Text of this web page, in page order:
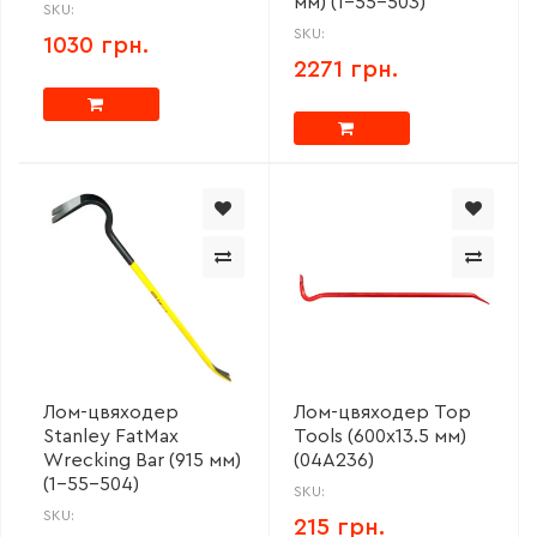
SKU:
1030 грн. SKU:
2271 грн.
Лом-цвяходер
Stanley FatMax
Wrecking Bar (915 мм)
(1-55-504)
SKU:
Лом-цвяходер Top
Tools (600х13.5 мм)
(04A236)
SKU:
215 грн.